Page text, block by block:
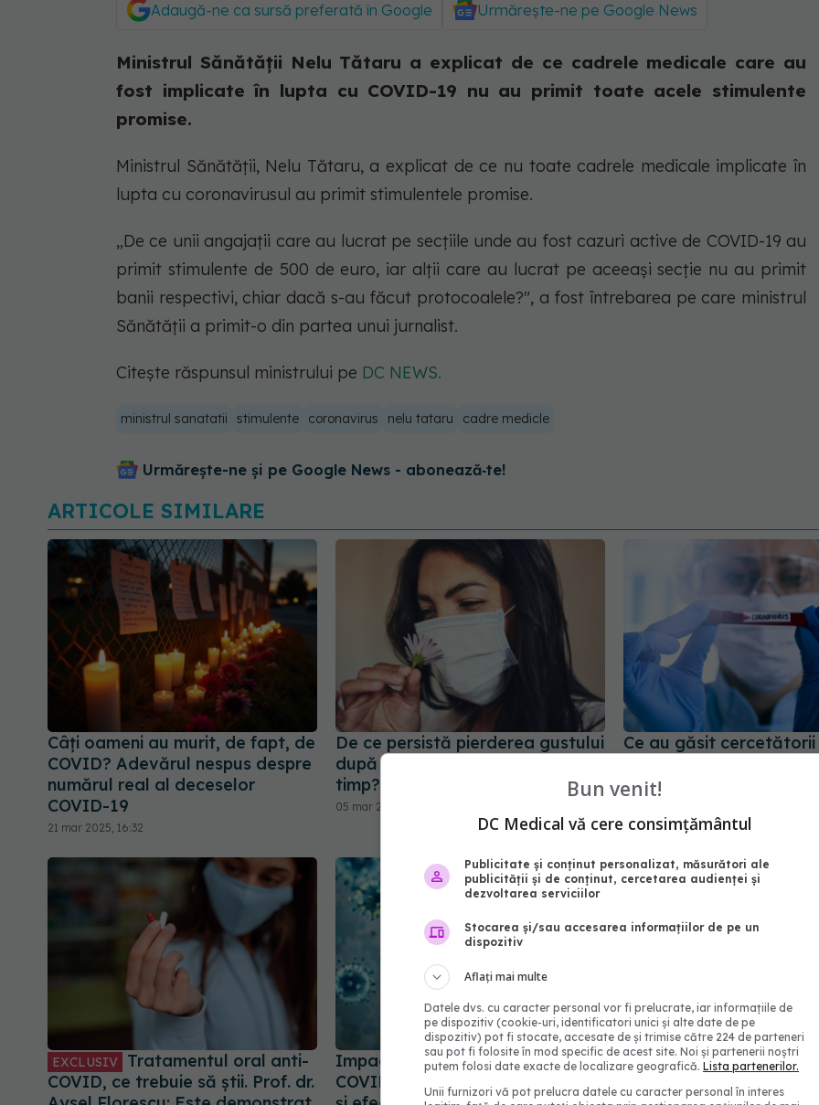
Adaugă-ne ca sursă preferată în Google Urmărește-ne pe Google News
Ministrul Sănătății Nelu Tătaru a explicat de ce cadrele medicale care au
fost implicate în lupta cu COVID-19 nu au primit toate acele stimulente
promise.
Ministrul Sănătății, Nelu Tătaru, a explicat de ce nu toate cadrele medicale implicate în
lupta cu coronavirusul au primit stimulentele promise.
„De ce unii angajaţii care au lucrat pe secţiile unde au fost cazuri active de COVID-19 au
primit stimulente de 500 de euro, iar alţii care au lucrat pe aceeaşi secţie nu au primit
banii respectivi, chiar dacă s-au făcut protocoalele?", a fost întrebarea pe care ministrul
Sănătății a primit-o din partea unui jurnalist.
Citește răspunsul ministrului pe DC NEWS.
ministrul sanatatii stimulente coronavirus nelu tataru cadre medicle
Urmărește-ne și pe Google News - abonează‑te!
ARTICOLE SIMILARE
Câți oameni au murit, de fapt, de
COVID? Adevărul nespus despre
numărul real al deceselor
COVID-19
21 mar 2025, 16:32
De ce persistă pierderea gustului
după COVID chiar și după mult
timp?
05 mar 2026, 10:47
Ce au găsit cercetătorii
sângele pacienților
Ce se întâmplă cu fierul
11 mar 2026, 12:46
EXCLUSIV
Tratamentul oral anti-
COVID, ce trebuie să știi. Prof. dr.
Impactul pe termen lung al
COVID-19: Simptome persistente
OMS a definit boala
"prin aer", după
Bun venit!
DC Medical vă cere consimțământul
Publicitate și conținut personalizat, măsurători ale
publicității și de conținut, cercetarea audienței și
dezvoltarea serviciilor
Stocarea și/sau accesarea informațiilor de pe un
dispozitiv
Aflați mai multe
Datele dvs. cu caracter personal vor fi prelucrate, iar informațiile de
pe dispozitiv (cookie-uri, identificatori unici și alte date de pe
dispozitiv) pot fi stocate, accesate de și trimise către 224 de parteneri
sau pot fi folosite în mod specific de acest site. Noi și partenerii noștri
putem folosi date exacte de localizare geografică. Lista partenerilor.
Unii furnizori vă pot prelucra datele cu caracter personal în interes